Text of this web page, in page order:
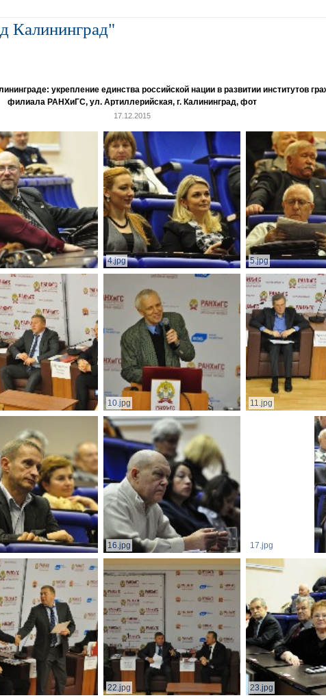
Калининград"
укрепление единства российской нации в развитии институтов
филиала РАНХиГС, ул. Артиллерийская, г. Калининград, фот
17.12.2015
4.jpg 5.jpg
10.jpg 11.jpg
16.jpg 17.jpg
22.jpg 23.jpg